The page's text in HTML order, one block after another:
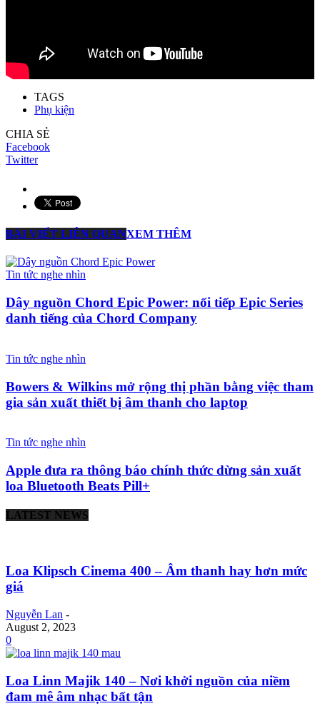
TAGS
Phụ kiện
CHIA SẺ
Facebook
Twitter
BÀI VIẾT LIÊN QUANXEM THÊM
Tin tức nghe nhìn
Dây nguồn Chord Epic Power: nối tiếp Epic Series
danh tiếng của Chord Company
Tin tức nghe nhìn
Bowers & Wilkins mở rộng thị phần bằng việc tham
gia sản xuất thiết bị âm thanh cho laptop
Tin tức nghe nhìn
Apple đưa ra thông báo chính thức dừng sản xuất
loa Bluetooth Beats Pill+
LATEST NEWS
Loa Klipsch Cinema 400 – Âm thanh hay hơn mức
giá
Nguyễn Lan -
August 2, 2023
0
Loa Linn Majik 140 – Nơi khởi nguồn của niềm
đam mê âm nhạc bất tận